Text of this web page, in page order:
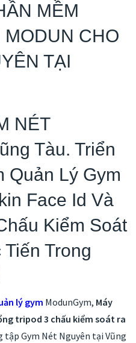
MỀM
CHO
TẠI
NÉT
Tàu. Triển
Quản Lý Gym
Face Id Và
Kiểm Soát
Trong
lý gym ModunGym, Máy
tripod 3 chấu kiểm soát ra
tập Gym Nét Nguyên tại Vũng